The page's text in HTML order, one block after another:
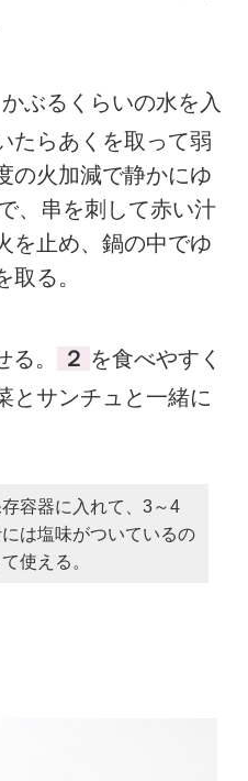
ぶるくらいの水を入
たらあくを取って弱
の火加減で静かにゆ
、串を刺して赤い汁
を止め、鍋の中でゆ
る。
。 ２ を食べやすく
とサンチュと一緒に
容器に入れて、3～4
は塩味がついているの
使える。